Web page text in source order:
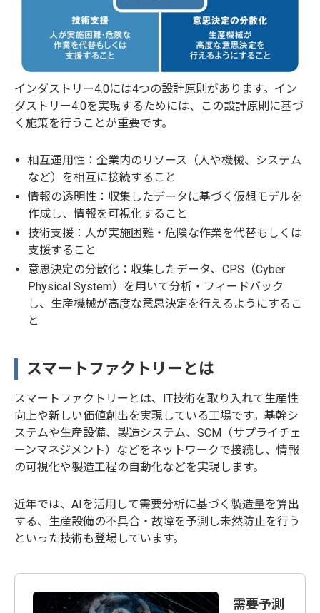
インダストリー4.0には4つの設計原則があります。イン
ダストリー4.0を実現するためには、この設計原則に基づ
く施策を行うことが重要です。
相互運用性：企業内のリソース（人や機械、システム
など）を相互に接続すること
情報の透明性：収集したデータに基づく仮想モデルを
作成し、情報を可視化すること
技術支援：人が実施困難・危険な作業を代替もしくは
支援すること
意思決定の分散化：収集したデータ、CPS（Cyber
Physical System）を用いて分析・フィードバック
し、生産機械が高度な意思決定を行えるようにするこ
と
スマートファクトリーとは
スマートファクトリーとは、IT技術を取り入れて生産性
向上や新しい価値創出を実現している工場です。基幹シ
ステムや生産設備、製造システム、SCM（サプライチェ
ーンマネジメント）などをネットワークで接続し、情報
の可視化や製造工程の自動化などを実現します。
近年では、AIを活用して需要分析に基づく製造量を算出
する、生産設備の不具合・故障を予測し未然防止を行う
といった技術も登場しています。
需要予測